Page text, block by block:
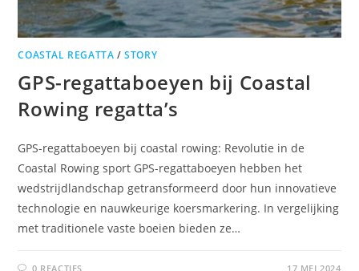
COASTAL REGATTA /STORY
GPS-regattaboeyen bij Coastal
Rowing regatta’s
GPS-regattaboeyen bij coastal rowing: Revolutie in de
Coastal Rowing sport GPS-regattaboeyen hebben het
wedstrijdlandschap getransformeerd door hun innovatieve
technologie en nauwkeurige koersmarkering. In vergelijking
met traditionele vaste boeien bieden ze…
0 REACTIES 17 MEI 2024